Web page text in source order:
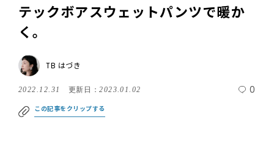
テックボアスウェットパンツで暖か
く。
TB はづき
2022.12.31 更新日：2023.01.02 0
この記事をクリップする